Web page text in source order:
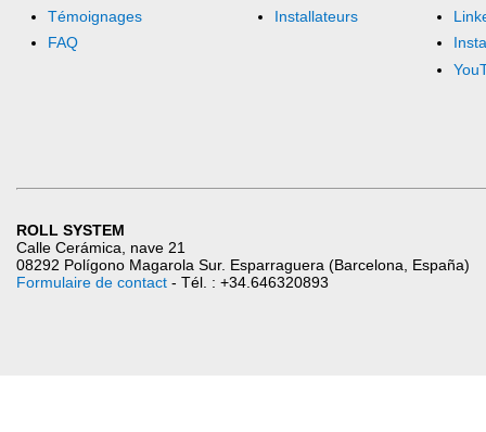
Témoignages
FAQ
Installateurs
ROLL SYSTEM
Calle Cerámica, nave 21
08292 Polígono Magarola Sur. Esparraguera (Barcelona, España)
Formulaire de contact- Tél. : +34.646320893